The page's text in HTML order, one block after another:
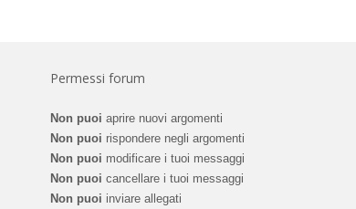
Permessi forum
Non puoi aprire nuovi argomenti
Non puoi rispondere negli argomenti
Non puoi modificare i tuoi messaggi
Non puoi cancellare i tuoi messaggi
Non puoi inviare allegati